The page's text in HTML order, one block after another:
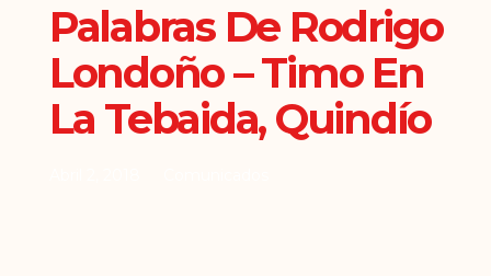
Palabras De Rodrigo
Londoño – Timo En
La Tebaida, Quindío